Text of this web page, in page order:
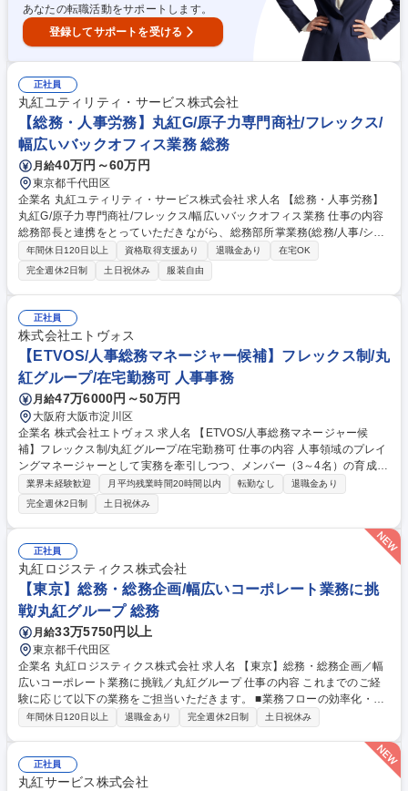
あなたの転職活動をサポートします。
登録してサポートを受ける
正社員
丸紅ユティリティ・サービス株式会社
【総務・人事労務】丸紅G/原子力専門商社/フレックス/
幅広いバックオフィス業務 総務
月給40万円～60万円
東京都千代田区
企業名 丸紅ユティリティ・サービス株式会社 求人名 【総務・人事労務】
丸紅G/原子力専門商社/フレックス/幅広いバックオフィス業務 仕事の内容
総務部長と連携をとっていただきながら、総務部所掌業務(総務/人事/シス
テム/法務/コンプライアンス等）全般をお任せします。ご経験に応じて業
務を割り振りながら管理部門における幅広いスキルを習得可能です。 ■労
務関連：勤怠管理、給与関連、福利厚生、労働安全衛生 ※顧問社労士契約
あり ■総務関連：出張・交際費管理、株主総会・取締役会対応、 ■システ
ム関連：通信システム、基幹システム ■人事業務：各種法令改正対応、社
内規程の制定・改廃 ■コンプライアンス管理 等 募集職種 【総務・人事労
務】丸紅G/原子力専門商社/フレックス/幅広いバックオフィス業務
年間休日120日以上 資格取得支援あり 退職金あり
在宅OK
完全週休2日制
土日祝休み 服装自由
正社員
株式会社エトヴォス
【ETVOS/人事総務マネージャー候補】フレックス制/丸
紅グループ/在宅勤務可 人事事務
月給47万6000円～50万円
大阪府大阪市淀川区
企業名 株式会社エトヴォス 求人名 【ETVOS/人事総務マネージャー候
補】フレックス制/丸紅グループ/在宅勤務可 仕事の内容 人事領域のプレイ
ングマネージャーとして実務を牽引しつつ、メンバー（3～4名）の育成や
経営戦略に連動した組織基盤の構築を主導していただきます。早期にマネ
ージャー昇格へ挑戦していただくポジションです。 ・採用：オフィス採用
（年間10～20人）・美容部員採用（年間20～30人）、採用ブランディン
グ ・評価・育成：評価制度運用や改定提案、各種研修企画 ・給与労務：
労務管理体制の統括、効率化 ・その他：人事メンバー育成、オフィス環境
整備、福利厚生企画 ★単なる管理職にとどまらず、社員がポテンシャルを
最大限に発揮し挑戦できる環境を自らの手でデザインできる裁量とやりが
いがあります。 募集職種 【ETVOS/人事総務マネージャー候補】フレック
ス制/丸紅グループ/在宅勤務可
業界未経験歓迎 月平均残業時間20時間以内 転勤なし
退職金あり
完全週休2日制
土日祝休み
正社員
丸紅ロジスティクス株式会社
【東京】総務・総務企画/幅広いコーポレート業務に挑
戦/丸紅グループ 総務
月給33万5750円以上
東京都千代田区
企業名 丸紅ロジスティクス株式会社 求人名 【東京】総務・総務企画／幅
広いコーポレート業務に挑戦／丸紅グループ 仕事の内容 これまでのご経
験に応じて以下の業務をご担当いただきます。 ■業務フローの効率化・電
子化の推進:各種申請・手続きの見直しや、システム導入によるペーパーレ
トや備品配置の改善、什器・備品・リース資産などの管理 ■社内イベント
等の企画・立案・運営：全社・部門イベント（懇親会など）の企画・準
備・当日運営 ■福利厚生業務全般：各種福利厚生制度の運用、社外窓口と
年間休日120日以上 退職金あり 完全週休2日制 土日祝休み
正社員
丸紅サービス株式会社